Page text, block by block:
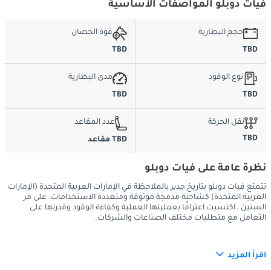
فيات دوبلو المواصفات الأساسية
حجم البطارية
TBD
قوة الحصان
TBD
نوع الوقود
TBD
مدى البطارية
TBD
نقل الحركة
TBD
عدد المقاعد
TBD مقاعد
نظرة عامة على فيات دوبلو
تتمتع فيات دوبلو بتاريخ جدير بالملاحظة في الإمارات العربية المتحدة (الإمارات
العربية المتحدة) كشاحنة مدمجة موثوقة ومتعددة الاستخدامات. على مر
السنين ، اكتسبت اعترافًا بعمليتها العملية وكفاءة الوقود وقدرتها على
التعامل مع متطلبات مختلف الصناعات والشركات.
الخارج
اقرأ المزيد